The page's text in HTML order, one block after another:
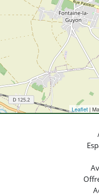
Leaflet |